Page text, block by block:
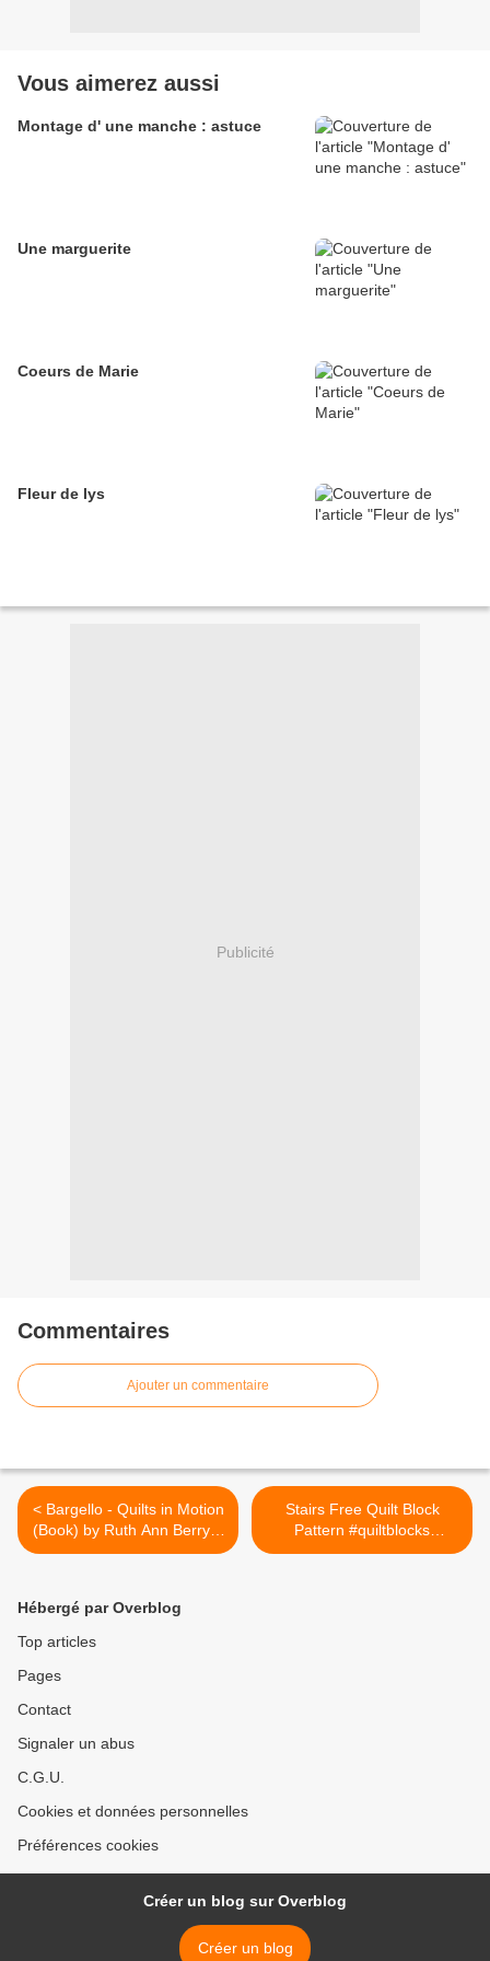
Vous aimerez aussi
Montage d' une manche : astuce
Une marguerite
Coeurs de Marie
Fleur de lys
Publicité
Commentaires
Ajouter un commentaire
< Bargello - Quilts in Motion
(Book) by Ruth Ann Berry 8
projects with complete
designs. Description from
searched for this on
Stairs Free Quilt Block
Pattern #quiltblocks
#quilting #quilts >
Hébergé par Overblog
Top articles
Pages
Contact
Signaler un abus
C.G.U.
Cookies et données personnelles
Préférences cookies
Créer un blog sur Overblog
Créer un blog